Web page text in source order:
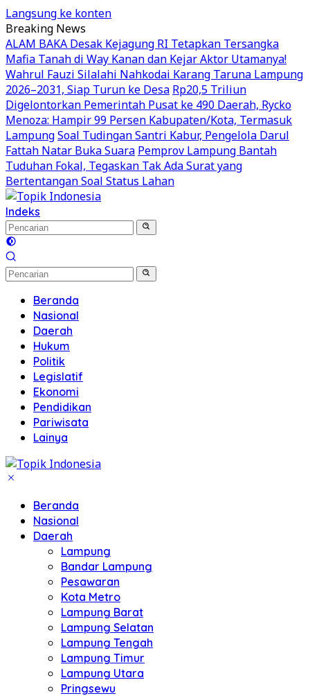
Langsung ke konten
Breaking News
ALAM BAKA Desak Kejagung RI Tetapkan Tersangka
Mafia Tanah di Way Kanan dan Kejar Aktor Utamanya!
Wahrul Fauzi Silalahi Nahkodai Karang Taruna Lampung
2026–2031, Siap Turun ke Desa Rp20,5 Triliun
Digelontorkan Pemerintah Pusat ke 490 Daerah, Rycko
Menoza: Hampir 99 Persen Kabupaten/Kota, Termasuk
LampungSoal Tudingan Santri Kabur, Pengelola Darul
Fattah Natar Buka Suara Pemprov Lampung Bantah
Tuduhan Fokal, Tegaskan Tak Ada Surat yang
Bertentangan Soal Status Lahan
Indeks
Beranda
Nasional
Daerah
Hukum
Politik
Legislatif
Ekonomi
Pendidikan
Pariwisata
Lainya
Beranda
Nasional
Daerah
Lampung
Bandar Lampung
Pesawaran
Kota Metro
Lampung Barat
Lampung Selatan
Lampung Tengah
Lampung Timur
Lampung Utara
Pringsewu